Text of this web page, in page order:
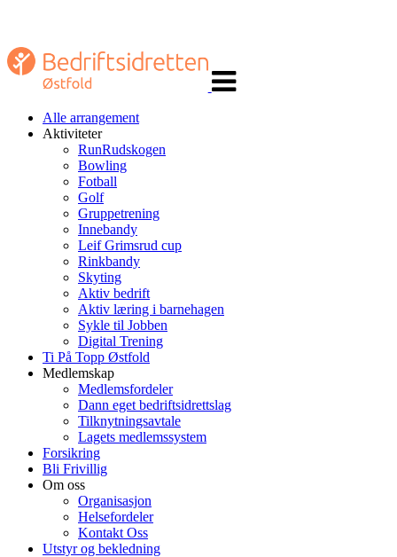
navigasjon
Alle arrangement
Aktiviteter
RunRudskogen
Bowling
Fotball
Golf
Gruppetrening
Innebandy
Leif Grimsrud cup
Rinkbandy
Skyting
Aktiv bedrift
Aktiv læring i barnehagen
Sykle til Jobben
Digital Trening
Ti På Topp Østfold
Medlemskap
Medlemsfordeler
Dann eget bedriftsidrettslag
Tilknytningsavtale
Lagets medlemssystem
Forsikring
Bli Frivillig
Om oss
Organisasjon
Helsefordeler
Kontakt Oss
Utstyr og bekledning